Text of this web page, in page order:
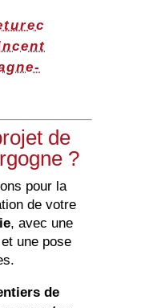
de
?
pour la
de votre
, avec une
une pose
de